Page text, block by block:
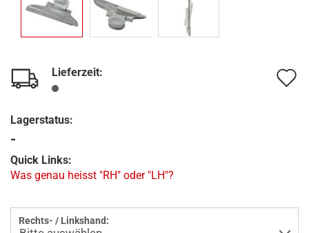
Lieferzeit:
Lagerstatus:
-
Quick Links:
Was genau heisst "RH" oder "LH"?
Rechts- / Linkshand: